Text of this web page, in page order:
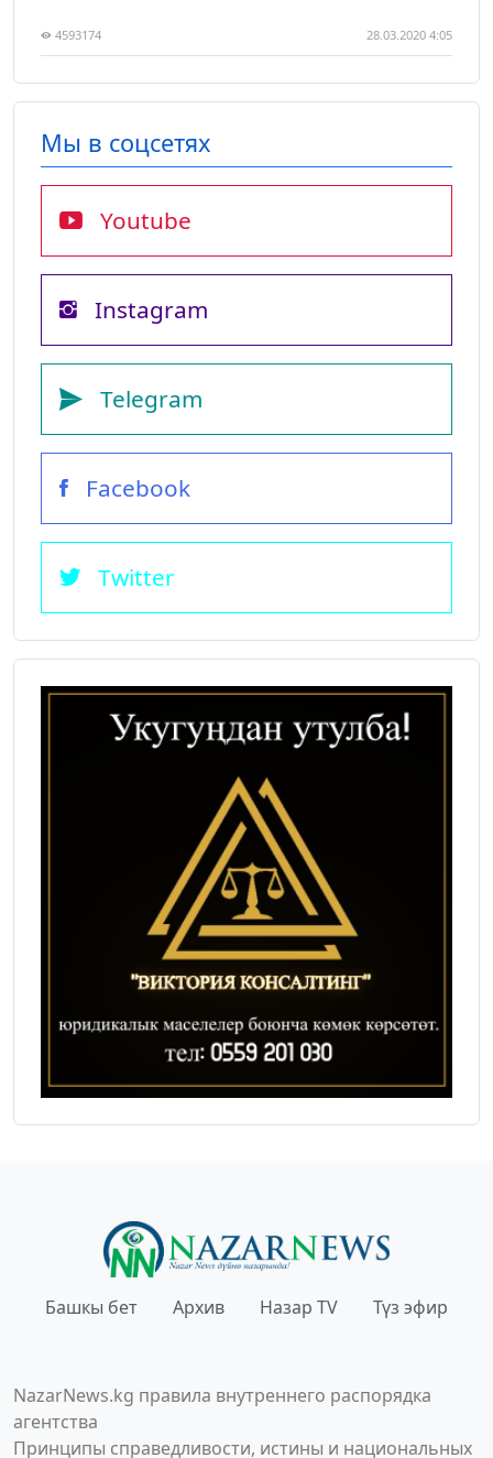
4593174 28.03.2020 4:05
Мы в соцсетях
Youtube
Instagram
Telegram
Facebook
Twitter
Башкы бет Архив Назар TV Түз эфир
NazarNews.kg правила внутреннего распорядка
агентства
Принципы справедливости, истины и национальных